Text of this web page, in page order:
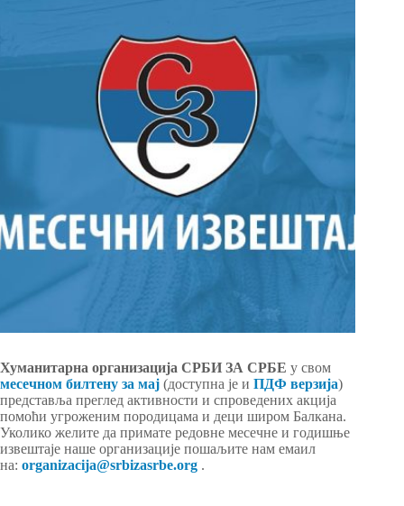
Хуманитарна организација СРБИ ЗА СРБЕ у свом
месечном билтену за мај (доступна је и ПДФ верзија)
представља преглед активности и спроведених акција
помоћи угроженим породицама и деци широм Балкана.
Уколико желите да примате редовне месечне и годишње
извештаје наше организације пошаљите нам емаил
на: organizacija@srbizasrbe.org .